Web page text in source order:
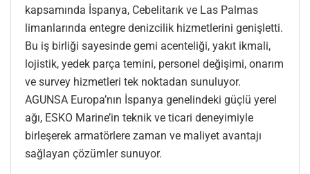
kapsamında İspanya, Cebelitarık ve Las Palmas
limanlarında entegre denizcilik hizmetlerini genişletti.
Bu iş birliği sayesinde gemi acenteliği, yakıt ikmali,
lojistik, yedek parça temini, personel değişimi, onarım
ve survey hizmetleri tek noktadan sunuluyor.
AGUNSA Europa’nın İspanya genelindeki güçlü yerel
ağı, ESKO Marine’in teknik ve ticari deneyimiyle
birleşerek armatörlere zaman ve maliyet avantajı
sağlayan çözümler sunuyor.